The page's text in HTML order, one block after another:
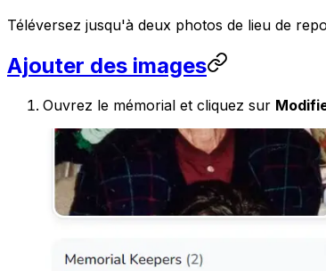
Téléversez jusqu'à deux photos de lieu de
Ajouter des images
Ouvrez le mémorial et cliquez sur